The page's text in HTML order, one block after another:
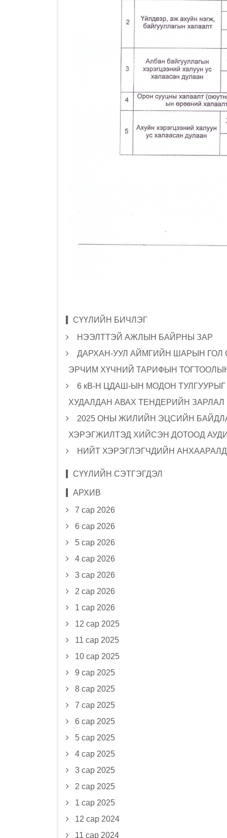
СҮҮЛИЙН БИЧЛЭГ
НЭЭЛТТЭЙ АЖЛЫН БАЙРНЫ ЗАР
ДАРХАН-УУЛ АЙМГИЙН ШАРЫН ГОЛ
ЭРЧИМ ХҮЧНИЙ ТАРИФЫН
6 кВ-Н ЦДАШ-ЫН МОДОН
ХУДАЛДАН АВАХ ТЕНДЕРИЙН ЗАРЛАЛ
2025 ОНЫ ЖИЛИЙН ЭЦСИЙН
ХЭРЭГЖИЛТЭД ХИЙСЭН ДОТООД
НИЙТ ХЭРЭГЛЭГЧДИЙН АНХААРАЛД
СҮҮЛИЙН СЭТГЭГДЭЛ
АРХИВ
7 сар 2026
6 сар 2026
5 сар 2026
4 сар 2026
3 сар 2026
2 сар 2026
1 сар 2026
12 сар 2025
11 сар 2025
10 сар 2025
9 сар 2025
8 сар 2025
7 сар 2025
6 сар 2025
5 сар 2025
4 сар 2025
3 сар 2025
2 сар 2025
1 сар 2025
12 сар 2024
11 сар 2024